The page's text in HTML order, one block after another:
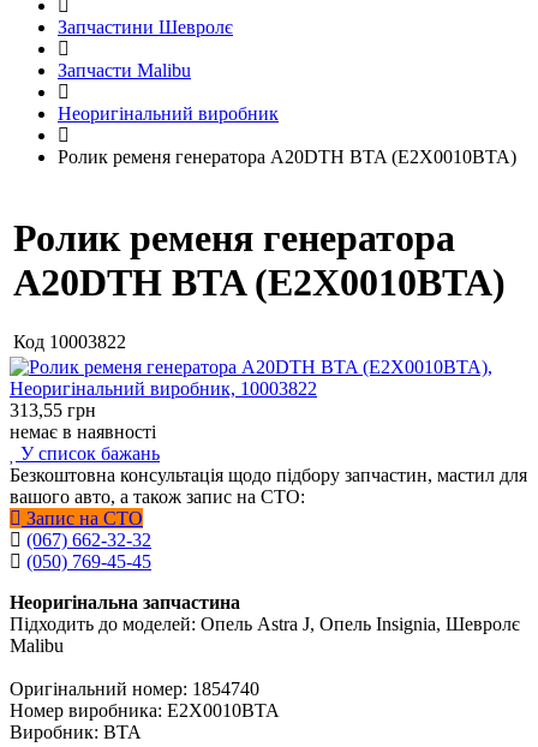
Запчастини Шевролє
Запчасти Malibu
Неоригінальний виробник
Ролик ременя генератора A20DTH BTA (E2X0010BTA)
Ролик ременя генератора
A20DTH BTA (E2X0010BTA)
Код 10003822
313,55 грн
немає в наявності
У список бажань
Безкоштовна консультація щодо підбору запчастин, мастил для
вашого авто, а також запис на СТО:
Запис на СТО
(067) 662-32-32
(050) 769-45-45
Неоригінальна запчастина
Підходить до моделей: Опель Astra J, Опель Insignia, Шевролє
Malibu
Оригінальний номер: 1854740
Номер виробника: E2X0010BTA
Виробник: BTA